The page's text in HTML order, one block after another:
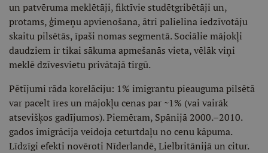
un patvēruma meklētāji, fiktīvie studētgribētāji un,
protams, ģimeņu apvienošana, ātri palielina iedzīvotāju
skaitu pilsētās, īpaši nomas segmentā. Sociālie mājokļi
daudziem ir tikai sākuma apmešanās vieta, vēlāk viņi
meklē dzīvesvietu privātajā tirgū.
Pētījumi rāda korelāciju: 1% imigrantu pieauguma pilsētā
var pacelt īres un mājokļu cenas par ~1% (vai vairāk
atsevišķos gadījumos). Piemēram, Spānijā 2000.–2010.
gados imigrācija veidoja ceturtdaļu no cenu kāpuma.
Līdzīgi efekti novēroti Nīderlandē, Lielbritānijā un citur.